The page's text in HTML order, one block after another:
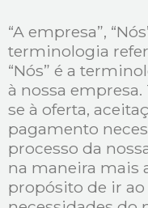
“A empresa”,
terminologia
“Nós” é a
à nossa
se à oferta,
pagamento
processo da
na maneira mais
propósito de ir